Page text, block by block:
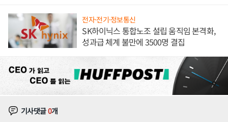
전자·전기·정보통신
SK하이닉스 통합노조 설립 움직임 본격화,
성과급 체계 불만에 3500명 결집
기사댓글0개